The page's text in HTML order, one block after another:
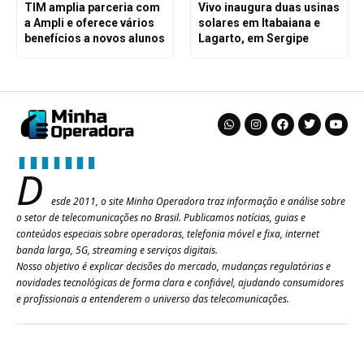
TIM amplia parceria com
a Ampli e oferece vários
benefícios a novos alunos
Vivo inaugura duas usinas
solares em Itabaiana e
Lagarto, em Sergipe
D
esde 2011, o site Minha Operadora traz informação e análise sobre
o setor de telecomunicações no Brasil. Publicamos notícias, guias e
conteúdos especiais sobre operadoras, telefonia móvel e fixa, internet
banda larga, 5G, streaming e serviços digitais.
Nosso objetivo é explicar decisões do mercado, mudanças regulatórias e
novidades tecnológicas de forma clara e confiável, ajudando consumidores
e profissionais a entenderem o universo das telecomunicações.